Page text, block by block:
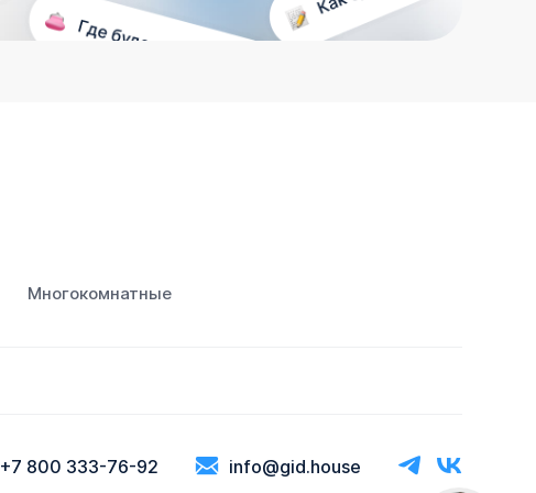
Многокомнатные
+7 800 333-76-92 info@gid.house